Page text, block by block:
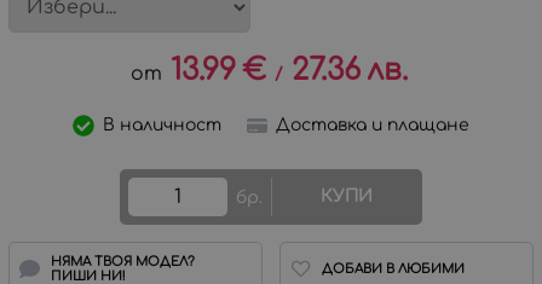
13.99€ / 27.36 лв.
В наличност Доставка и плащане
бр. КУПИ
НЯМА ТВОЯ МОДЕЛ?
ПИШИ НИ!
ДОБАВИ В ЛЮБИМИ